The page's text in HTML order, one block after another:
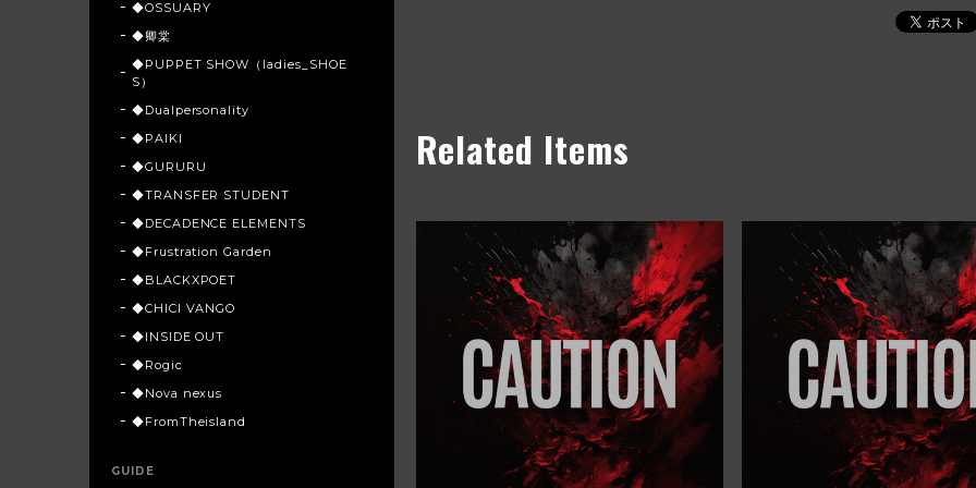
Related Items
◆OSSUARY
◆卿棠
◆PUPPET SHOW（ladies_SHOE
S）
◆Dualpersonality
◆PAIKI
◆GURURU
◆TRANSFER STUDENT
◆DECADENCE ELEMENTS
◆Frustration Garden
◆BLACKXPOET
◆CHICI VANGO
◆INSIDE OUT
◆Rogic
◆Nova nexus
◆FromTheisland
GUIDE